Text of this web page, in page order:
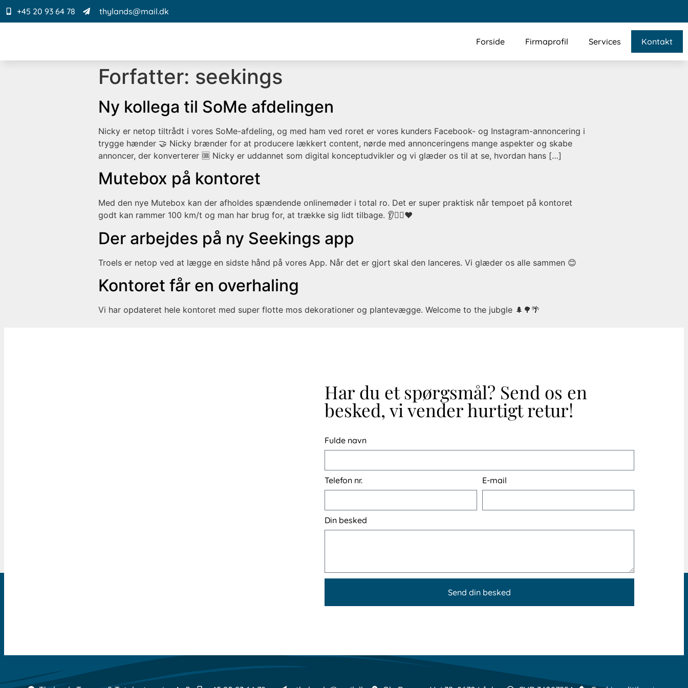
+45 20 93 64 78 thylands@mail.dk
Forside Firmaprofil Services Kontakt
Forfatter: seekings
Ny kollega til SoMe afdelingen
Nicky er netop tiltrådt i vores SoMe-afdeling, og med ham ved roret er vores kunders Facebook- og Instagram-annoncering i
trygge hænder 🤝 Nicky brænder for at producere lækkert content, nørde med annonceringens mange aspekter og skabe
annoncer, der konverterer 🆒 Nicky er uddannet som digital konceptudvikler og vi glæder os til at se, hvordan hans […]
Mutebox på kontoret
Med den nye Mutebox kan der afholdes spændende onlinemøder i total ro. Det er super praktisk når tempoet på kontoret
godt kan rammer 100 km/t og man har brug for, at trække sig lidt tilbage. 👂👍🏼❤️
Der arbejdes på ny Seekings app
Troels er netop ved at lægge en sidste hånd på vores App. Når det er gjort skal den lanceres. Vi glæder os alle sammen 😊
Kontoret får en overhaling
Vi har opdateret hele kontoret med super flotte mos dekorationer og plantevægge. Welcome to the jubgle 🌲🌳🌴
Har du et spørgsmål? Send os en
besked, vi vender hurtigt retur!
Fulde navn
Telefon nr. E-mail
Din besked
Send din besked